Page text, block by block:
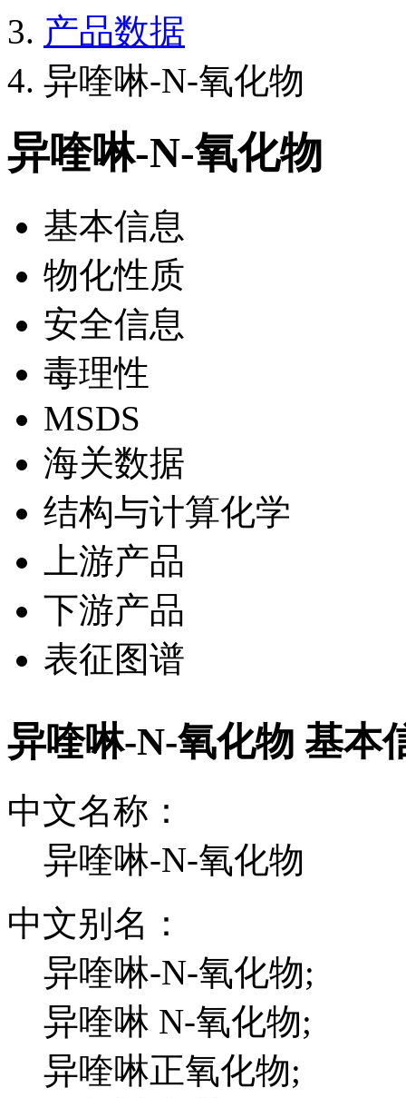
产品数据
异喹啉-N-氧化物
异喹啉-N-氧化物
基本信息
物化性质
安全信息
毒理性
MSDS
海关数据
结构与计算化学
上游产品
下游产品
表征图谱
异喹啉-N-氧化物 基本
中文名称：
异喹啉-N-氧化物
中文别名：
异喹啉-N-氧化物;
异喹啉 N-氧化物;
异喹啉正氧化物;